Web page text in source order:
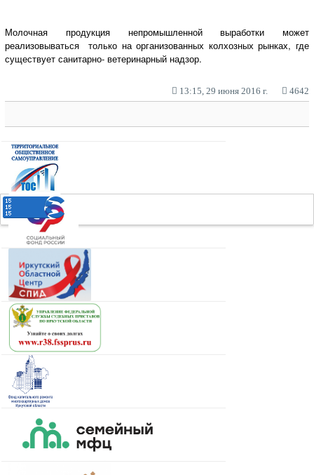
Молочная продукция непромышленной выработки может
реализовываться только на организованных колхозных рынках, где
существует санитарно- ветеринарный надзор.
13:15, 29 июня 2016 г. 4642